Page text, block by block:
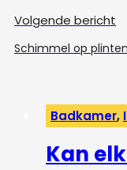
Volgende bericht
Schimmel op
Badkamer,
Kan